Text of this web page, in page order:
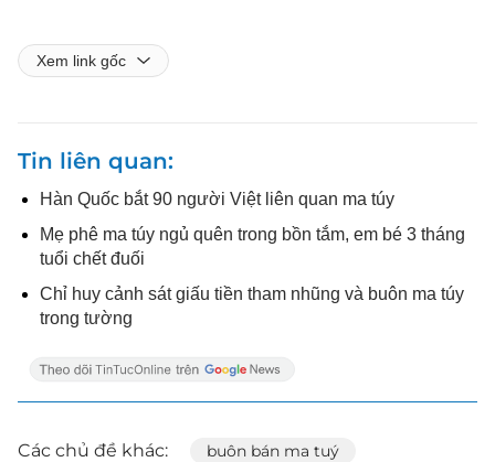
Xem link gốc
Tin liên quan
Hàn Quốc bắt 90 người Việt liên quan ma túy
Mẹ phê ma túy ngủ quên trong bồn tắm, em bé 3 tháng
tuổi chết đuối
Chỉ huy cảnh sát giấu tiền tham nhũng và buôn ma túy
trong tường
Các chủ đề khác: buôn bán ma tuý